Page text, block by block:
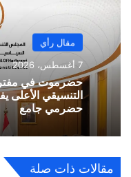
مقال رأي
7 أغسطس، 2026
حضرموت في
التنسيقي الأعلى
حضرمي جامع
مقالات ذات صلة